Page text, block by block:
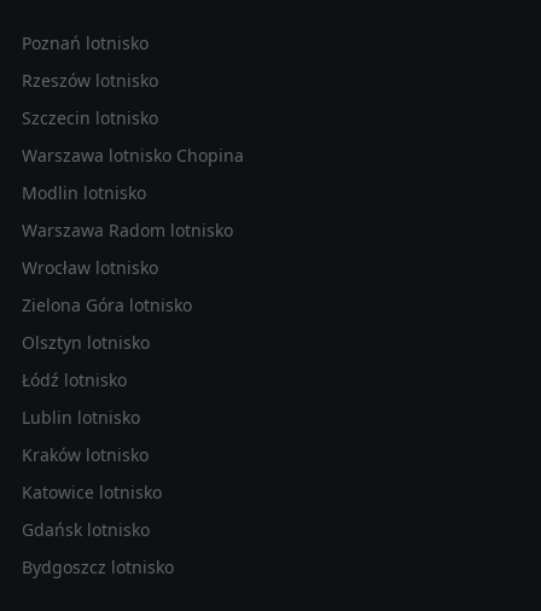
Poznań lotnisko
Rzeszów lotnisko
Szczecin lotnisko
Warszawa lotnisko Chopina
Modlin lotnisko
Warszawa Radom lotnisko
Wrocław lotnisko
Zielona Góra lotnisko
Olsztyn lotnisko
Łódź lotnisko
Lublin lotnisko
Kraków lotnisko
Katowice lotnisko
Gdańsk lotnisko
Bydgoszcz lotnisko